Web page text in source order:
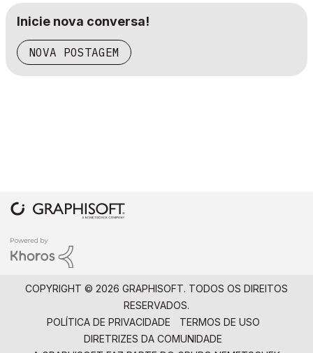
Inicie nova conversa!
NOVA POSTAGEM
COPYRIGHT © 2026 GRAPHISOFT. TODOS OS DIREITOS
RESERVADOS.
POLÍTICA DE PRIVACIDADE
TERMOS DE USO
DIRETRIZES DA COMUNIDADE